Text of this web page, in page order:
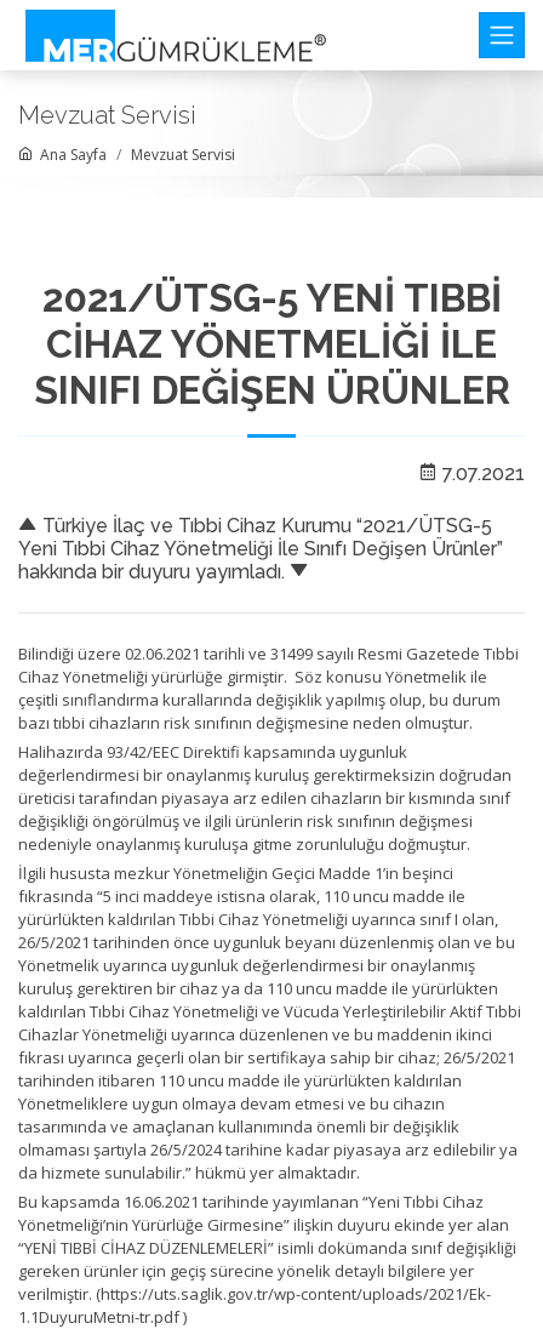
Mevzuat Servisi
Ana Sayfa Mevzuat Servisi
2021/ÜTSG-5 YENİ TIBBİ
CİHAZ YÖNETMELİĞİ İLE
SINIFI DEĞİŞEN ÜRÜNLER
7.07.2021
Türkiye İlaç ve Tıbbi Cihaz Kurumu “2021/ÜTSG-5
Yeni Tıbbi Cihaz Yönetmeliği İle Sınıfı Değişen Ürünler”
hakkında bir duyuru yayımladı.
Bilindiği üzere 02.06.2021 tarihli ve 31499 sayılı Resmi Gazetede Tıbbi
Cihaz Yönetmeliği yürürlüğe girmiştir. Söz konusu Yönetmelik ile
çeşitli sınıflandırma kurallarında değişiklik yapılmış olup, bu durum
bazı tıbbi cihazların risk sınıfının değişmesine neden olmuştur.
Halihazırda 93/42/EEC Direktifi kapsamında uygunluk
değerlendirmesi bir onaylanmış kuruluş gerektirmeksizin doğrudan
üreticisi tarafından piyasaya arz edilen cihazların bir kısmında sınıf
değişikliği öngörülmüş ve ilgili ürünlerin risk sınıfının değişmesi
nedeniyle onaylanmış kuruluşa gitme zorunluluğu doğmuştur.
İlgili hususta mezkur Yönetmeliğin Geçici Madde 1’in beşinci
fıkrasında “5 inci maddeye istisna olarak, 110 uncu madde ile
yürürlükten kaldırılan Tıbbi Cihaz Yönetmeliği uyarınca sınıf I olan,
26/5/2021 tarihinden önce uygunluk beyanı düzenlenmiş olan ve bu
Yönetmelik uyarınca uygunluk değerlendirmesi bir onaylanmış
kuruluş gerektiren bir cihaz ya da 110 uncu madde ile yürürlükten
kaldırılan Tıbbi Cihaz Yönetmeliği ve Vücuda Yerleştirilebilir Aktif Tıbbi
Cihazlar Yönetmeliği uyarınca düzenlenen ve bu maddenin ikinci
fıkrası uyarınca geçerli olan bir sertifikaya sahip bir cihaz; 26/5/2021
tarihinden itibaren 110 uncu madde ile yürürlükten kaldırılan
Yönetmeliklere uygun olmaya devam etmesi ve bu cihazın
tasarımında ve amaçlanan kullanımında önemli bir değişiklik
olmaması şartıyla 26/5/2024 tarihine kadar piyasaya arz edilebilir ya
da hizmete sunulabilir.” hükmü yer almaktadır.
Bu kapsamda 16.06.2021 tarihinde yayımlanan “Yeni Tıbbi Cihaz
Yönetmeliği’nin Yürürlüğe Girmesine” ilişkin duyuru ekinde yer alan
“YENİ TIBBİ CİHAZ DÜZENLEMELERİ” isimli dokümanda sınıf değişikliği
gereken ürünler için geçiş sürecine yönelik detaylı bilgilere yer
verilmiştir. (https://uts.saglik.gov.tr/wp-content/uploads/2021/Ek-
1.1DuyuruMetni-tr.pdf )